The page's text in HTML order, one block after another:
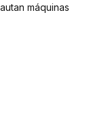
máquinas